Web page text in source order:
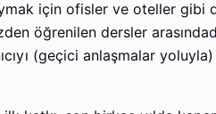
için ofisler ve oteller gibi
öğrenilen dersler
(geçici anlaşmalar yoluyla)